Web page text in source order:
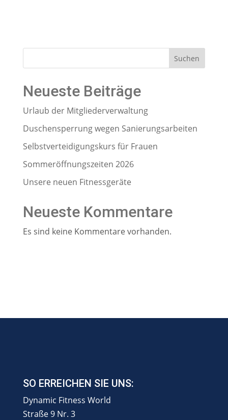
Suchen
Neueste Beiträge
Urlaub der Mitgliederverwaltung
Duschensperrung wegen Sanierungsarbeiten
Selbstverteidigungskurs für Frauen
Sommeröffnungszeiten 2026
Unsere neuen Fitnessgeräte
Neueste Kommentare
Es sind keine Kommentare vorhanden.
SO ERREICHEN SIE UNS:
Dynamic Fitness World
Straße 9 Nr. 3